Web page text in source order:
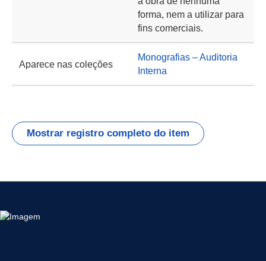
forma, nem a utilizar para
fins comerciais.
Aparece nas coleções
Monografias – Auditoria
Interna
Mostrar registro completo do item